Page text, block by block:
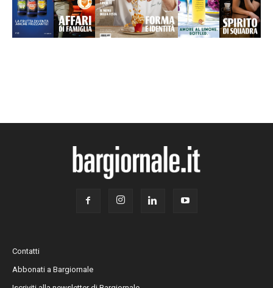
Contatti
Abbonati a Bargiornale